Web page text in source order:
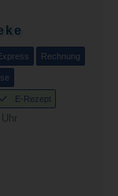
Rechnung
E-Rezept